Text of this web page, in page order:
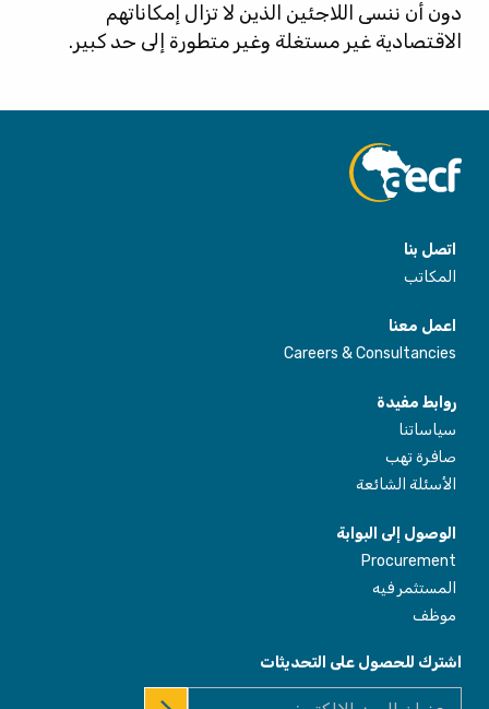
دون أن ننسى اللاجئين الذين لا تزال إمكاناتهم
الاقتصادية غير مستغلة وغير متطورة إلى حد كبير.
اتصل بنا
المكاتب
اعمل معنا
Careers & Consultancies
روابط مفيدة
سياساتنا
صافرة تهب
الأسئلة الشائعة
الوصول إلى البوابة
Procurement
المستثمر فيه
موظف
اشترك للحصول على التحديثات